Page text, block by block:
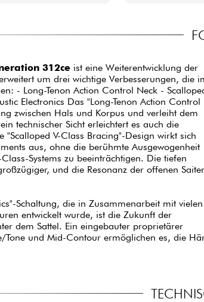
312ceist eine Weiterentwicklung der
um drei wichtige Verbesserungen, die
- Long-Tenon Action Control Neck -
Electronics Das "Long-Tenon Action Control
zwischen Hals und Korpus und verleiht dem
technischer Sicht erleichtert es auch die
"Scalloped V-Class Bracing"-Design wirkt sich
aus, ohne die berühmte Ausgewogenheit
Systems zu beeinträchtigen. Die tiefen
und die Resonanz der offenen
Schaltung, die in Zusammenarbeit mit vielen
entwickelt wurde, ist die Zukunft der
dem Sattel. Ein eingebauter proprietärer
Tone und Mid-Contour ermöglichen es, die